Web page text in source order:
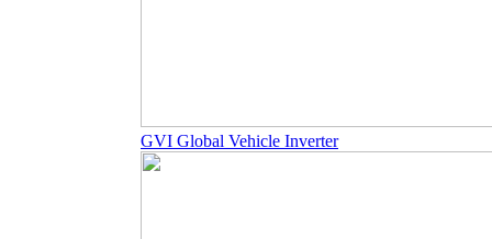
GVI Global Vehicle Inverter